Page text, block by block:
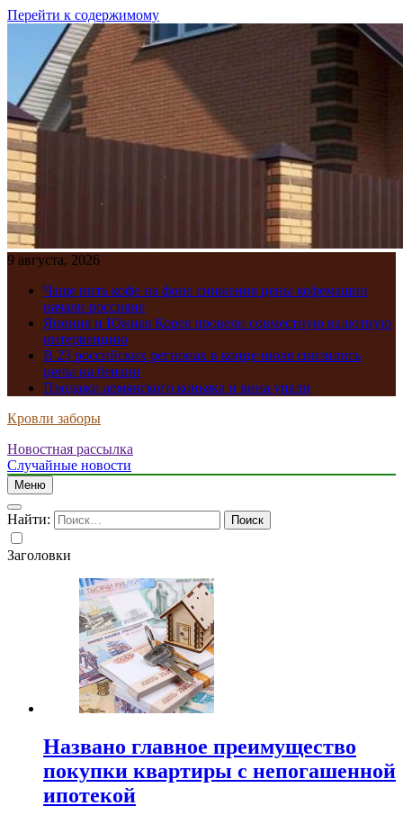
Перейти к содержимому
9 августа, 2026
Чаще пить кофе на фоне снижения цены кофемашин
начали россияне
Япония и Южная Корея провели совместную валютную
интервенцию
В 23 российских регионах в конце июля снизились
цены на бензин
Продажи армянского коньяка и вина упали
Кровли заборы
Новостная рассылка
Случайные новости
Меню
Найти:
Заголовки
Названо главное преимущество
покупки квартиры с непогашенной
ипотекой